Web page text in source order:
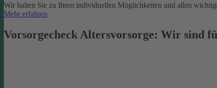
Wir halten Sie zu Ihren individuellen Möglichkeiten und allen
Mehr erfahren
Vorsorgecheck Altersvorsorge:­ Wir sind